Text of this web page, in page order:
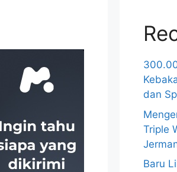
dan
Triple
Baru